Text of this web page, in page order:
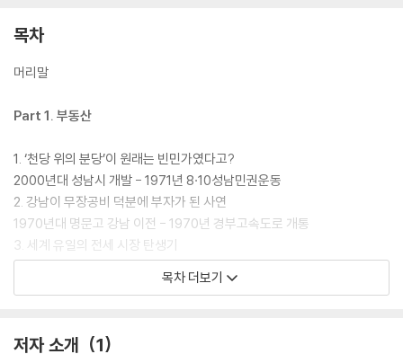
목차
머리말
Part 1. 부동산
1. ‘천당 위의 분당’이 원래는 빈민가였다고?
2000년대 성남시 개발 - 1971년 8·10성남민권운동
2. 강남이 무장공비 덕분에 부자가 된 사연
1970년대 명문고 강남 이전 - 1970년 경부고속도로 개통
3. 세계 유일의 전세 시장 탄생기
1970년대 전세 시장 - 2010~2023년 갭투자와 깡통전세
4. 세종시에서만 사람들이 행복한가 봐
Part 2. 노동과 복지
목차 더보기
저자 소개 1